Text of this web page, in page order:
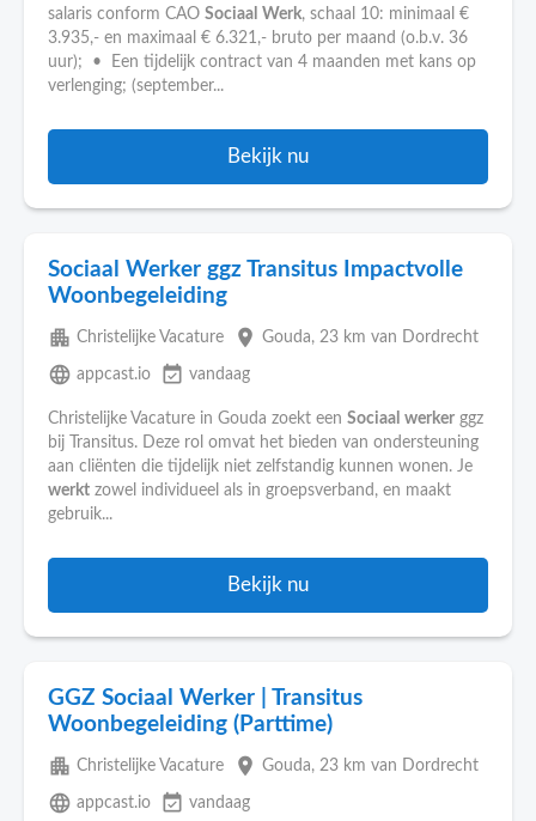
salaris conform CAO Sociaal Werk, schaal 10: minimaal €
3.935,- en maximaal € 6.321,- bruto per maand (o.b.v. 36
uur); • Een tijdelijk contract van 4 maanden met kans op
verlenging; (september...
Bekijk nu
Sociaal Werker ggz Transitus Impactvolle
Woonbegeleiding
apartment Christelijke Vacature place Gouda, 23 km van Dordrecht
language appcast.io event_available vandaag
Christelijke Vacature in Gouda zoekt een Sociaal werker ggz
bij Transitus. Deze rol omvat het bieden van ondersteuning
aan cliënten die tijdelijk niet zelfstandig kunnen wonen. Je
werkt zowel individueel als in groepsverband, en maakt
gebruik...
Bekijk nu
GGZ Sociaal Werker | Transitus
Woonbegeleiding (Parttime)
apartment Christelijke Vacature place Gouda, 23 km van Dordrecht
language appcast.io event_available vandaag